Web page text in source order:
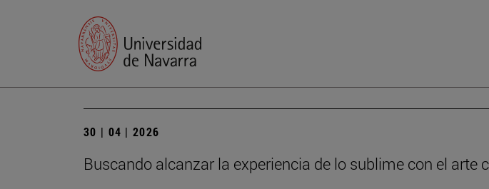
30 | 04 | 2026
Buscando alcanzar la experiencia de lo sublime con el arte